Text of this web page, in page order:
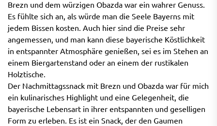
Brezn und dem würzigen Obazda war ein wahrer Genuss.
Es fühlte sich an, als würde man die Seele Bayerns mit
jedem Bissen kosten. Auch hier sind die Preise sehr
angemessen, und man kann diese bayerische Köstlichkeit
in entspannter Atmosphäre genießen, sei es im Stehen an
einem Biergartenstand oder an einem der rustikalen
Holztische.
Der Nachmittagssnack mit Brezn und Obazda war für mich
ein kulinarisches Highlight und eine Gelegenheit, die
bayerische Lebensart in ihrer entspannten und geselligen
Form zu erleben. Es ist ein Snack, der den Gaumen